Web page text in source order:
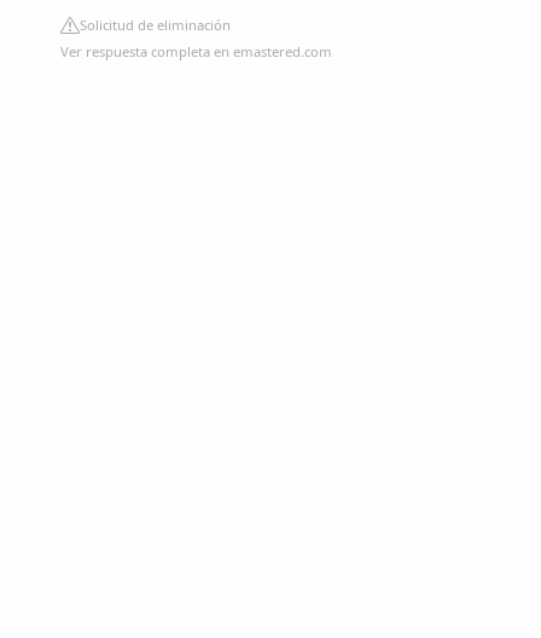
Solicitud de eliminación
Ver respuesta completa en emastered.com